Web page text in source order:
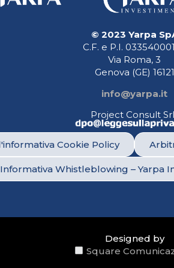
© 2023 Yarpa
C.F. e P.I.
Via Roma, 3
Genova (GE) 16121
info@yarpa.it
Project Consult
Cookie Policy
Informativa Whistleblowing – Yarpa
Designed by
Square